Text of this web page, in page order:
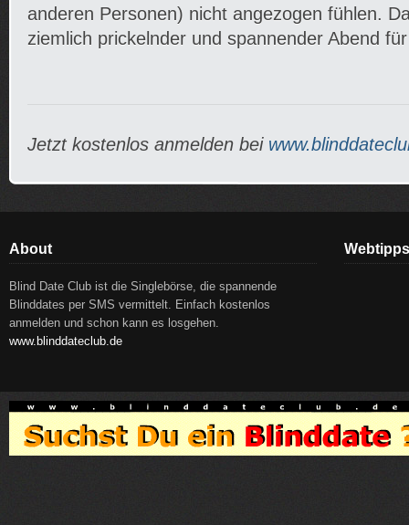
anderen Personen) nicht angezogen fühlen.
ziemlich prickelnder und spannender Abend
Jetzt kostenlos anmelden bei
About
Blind Date Club ist die Singlebörse, die spannende
Blinddates per SMS vermittelt. Einfach kostenlos
anmelden und schon kann es losgehen.
www.blinddateclub.de
Webtipps